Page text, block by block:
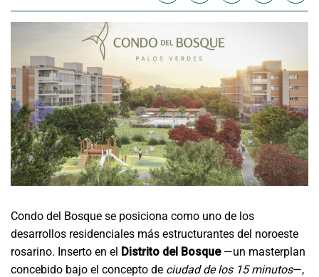
Condo del Bosque se posiciona como uno de los
desarrollos residenciales más estructurantes del noroeste
rosarino. Inserto en el Distrito del Bosque—un masterplan
concebido bajo el concepto de ciudad de los 15 minutos—,